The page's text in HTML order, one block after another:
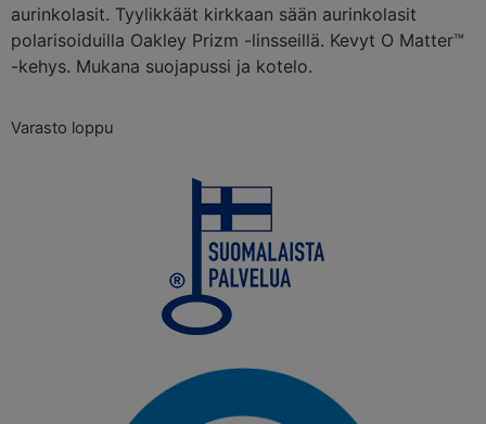
aurinkolasit. Tyylikkäät kirkkaan sään aurinkolasit
polarisoiduilla Oakley Prizm -linsseillä. Kevyt O Matter™
-kehys. Mukana suojapussi ja kotelo.
Varasto loppu